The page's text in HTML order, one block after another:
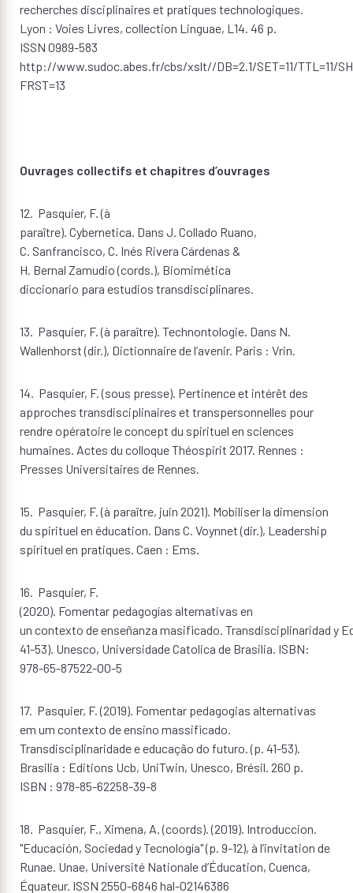
recherches disciplinaires et pratiques technologiques.
Lyon : Voies Livres, collection Linguae, L14. 46 p.
ISSN 0989-583
http://www.sudoc.abes.fr/cbs/xslt//DB=2.1/SET=11/TTL=11/
FRST=13
Ouvrages collectifs et chapitres d’ouvrages
12. Pasquier, F. (à
paraître). Cybernetica. Dans J. Collado Ruano,
C. Sanfrancisco, C. Inés Rivera Cárdenas &
H. Bernal Zamudio (cords.), Biomimética
diccionario para estudios transdisciplinares.
13. Pasquier, F. (à paraître). Technontologie. Dans N.
Wallenhorst (dir.), Dictionnaire de l’avenir. Paris : Vrin.
14. Pasquier, F. (sous presse). Pertinence et intérêt des
approches transdisciplinaires et transpersonnelles pour
rendre opératoire le concept du spirituel en sciences
humaines. Actes du colloque Théospirit 2017. Rennes :
Presses Universitaires de Rennes.
15. Pasquier, F. (à paraître, juin 2021). Mobiliser la dimension
du spirituel en éducation. Dans C. Voynnet (dir.), Leadership
spirituel en pratiques. Caen : Ems.
16. Pasquier, F.
(2020). Fomentar pedagogías alternativas en
un contexto de enseñanza masificado. Transdisciplinaridad y
41-53). Unesco, Universidade Catolica de Brasilia. ISBN:
978-65-87522-00-5
17. Pasquier, F. (2019). Fomentar pedagogias alternativas
em um contexto de ensino massificado.
Transdisciplinaridade e educação do futuro. (p. 41-53).
Brasilia : Editions Ucb, UniTwin, Unesco, Brésil. 260 p.
ISBN : 978-85-62258-39-8
18. Pasquier, F., Ximena, A. (coords). (2019). Introduccion.
"Educación, Sociedad y Tecnología" (p. 9-12), à l’invitation de
Runae. Unae, Université Nationale d’Éducation, Cuenca,
Équateur. ISSN 2550-6846 hal-02146386